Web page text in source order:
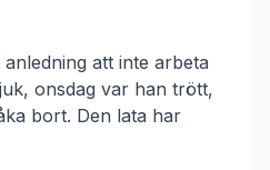
att inte arbeta
onsdag var han trött,
bort. Den lata har